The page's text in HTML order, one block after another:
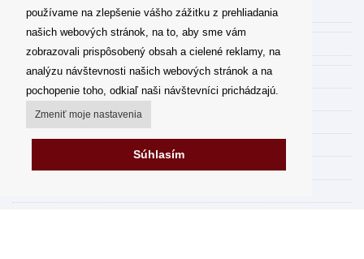
používame na zlepšenie vášho zážitku z prehliadania
našich webových stránok, na to, aby sme vám
zobrazovali prispôsobený obsah a cielené reklamy, na
analýzu návštevnosti našich webových stránok a na
pochopenie toho, odkiaľ naši návštevníci prichádzajú.
Zmeniť moje nastavenia
Súhlasím
Môj účet
Možnosti platby
Ako nakupovať
Výdajné miesta
Reklamačný poriadok